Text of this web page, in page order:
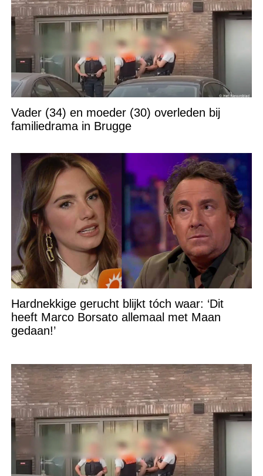
Vader (34) en moeder (30) overleden bij
familiedrama in Brugge
Hardnekkige gerucht blijkt tóch waar: ‘Dit
heeft Marco Borsato allemaal met Maan
gedaan!’